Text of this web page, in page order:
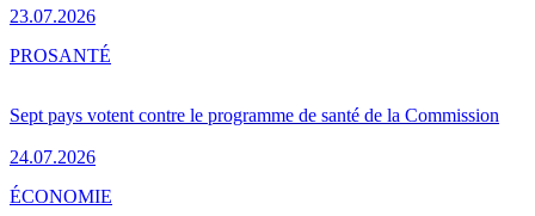
23.07.2026
Sept pays votent contre le programme de santé de la Commission
24.07.2026
PROSANTÉ
ÉCONOMIE